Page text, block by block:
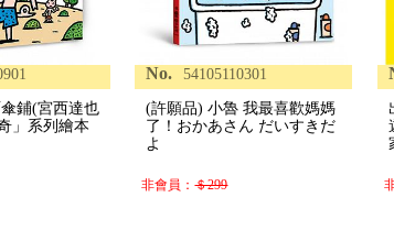
鋪(宮西達也
」系列繪本
No. 54105110301
(許願品) 小魯 我最喜歡媽媽
了！おかあさん だいすきだ
よ
非會員：＄299